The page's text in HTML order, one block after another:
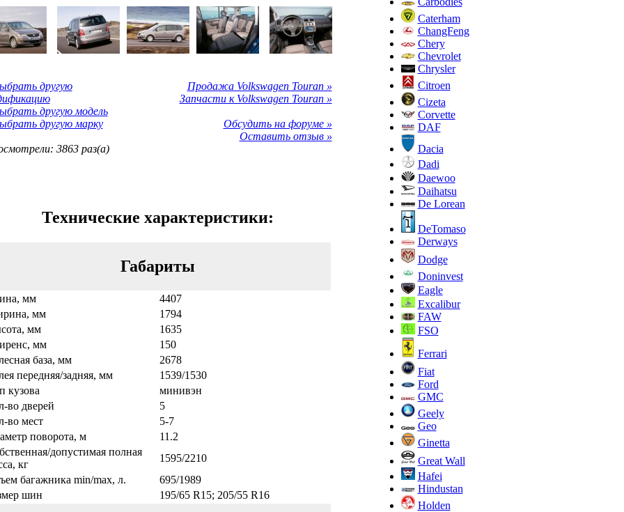
другую
другую модель
другую марку
3863 раз(а)
Продажа Volkswagen Touran »
Запчасти к Volkswagen Touran »
Обсудить на форуме »
Оставить отзыв »
Технические характеристики:
Габариты
мм
4407
мм
1794
мм
1635
мм
150
база, мм
2678
передняя/задняя, мм
1539/1530
кузова
минивэн
во дверей
5
во мест
5-7
поворота, м
11.2
допустимая полная
кг
1595/2210
багажника min/max, л.
695/1989
шин
195/65 R15; 205/55 R16
Caterham
ChangFeng
Chery
Chevrolet
Chrysler
Citroen
Cizeta
Corvette
DAF
Dacia
Dadi
Daewoo
Daihatsu
De Lorean
DeTomaso
Derways
Dodge
Doninvest
Eagle
Excalibur
FAW
FSO
Ferrari
Fiat
Ford
GMC
Geely
Geo
Ginetta
Great Wall
Hafei
Hindustan
Holden